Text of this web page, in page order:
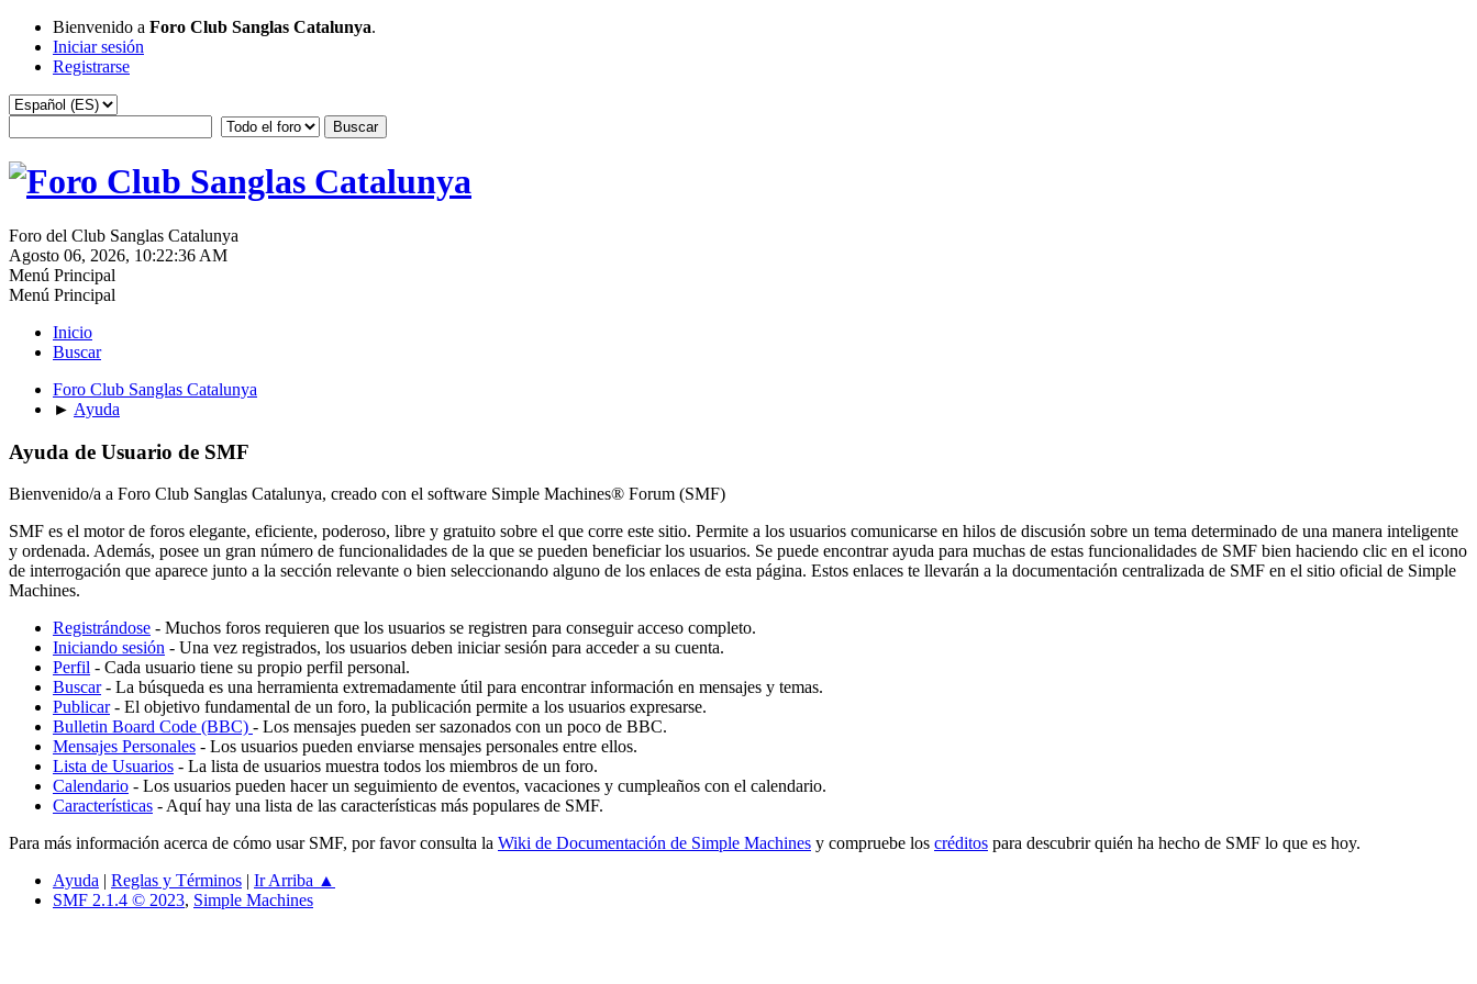
Bienvenido a Foro Club Sanglas Catalunya.
Iniciar sesión
Registrarse
Foro del Club Sanglas Catalunya
Agosto 06, 2026, 10:22:36 AM
Menú Principal
Menú Principal
Inicio
Buscar
Foro Club Sanglas Catalunya
► Ayuda
Ayuda de Usuario de SMF
Bienvenido/a a Foro Club Sanglas Catalunya, creado con el software Simple Machines® Forum (SMF)
SMF es el motor de foros elegante, eficiente, poderoso, libre y gratuito sobre el que corre este sitio. Permite a los usuarios comunicarse en hilos de discusión sobre un tema determinado de una manera inteligente
y ordenada. Además, posee un gran número de funcionalidades de la que se pueden beneficiar los usuarios. Se puede encontrar ayuda para muchas de estas funcionalidades de SMF bien haciendo clic en el icono
de interrogación que aparece junto a la sección relevante o bien seleccionando alguno de los enlaces de esta página. Estos enlaces te llevarán a la documentación centralizada de SMF en el sitio oficial de Simple
Machines.
Registrándose - Muchos foros requieren que los usuarios se registren para conseguir acceso completo.
Iniciando sesión - Una vez registrados, los usuarios deben iniciar sesión para acceder a su cuenta.
Perfil - Cada usuario tiene su propio perfil personal.
Buscar- La búsqueda es una herramienta extremadamente útil para encontrar información en mensajes y temas.
Publicar- El objetivo fundamental de un foro, la publicación permite a los usuarios expresarse.
Bulletin Board Code (BBC) - Los mensajes pueden ser sazonados con un poco de BBC.
Mensajes Personales - Los usuarios pueden enviarse mensajes personales entre ellos.
Lista de Usuarios - La lista de usuarios muestra todos los miembros de un foro.
Calendario - Los usuarios pueden hacer un seguimiento de eventos, vacaciones y cumpleaños con el calendario.
Características - Aquí hay una lista de las características más populares de SMF.
Para más información acerca de cómo usar SMF, por favor consulta la Wiki de Documentación de Simple Machines y compruebe los créditos para descubrir quién ha hecho de SMF lo que es hoy.
Ayuda | Reglas y Términos | Ir Arriba ▲
SMF 2.1.4 © 2023, Simple Machines